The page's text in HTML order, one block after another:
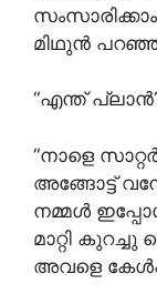
മിഥുൻ
“എന്ത്
“നാളെ
അങ്ങോട്ട്
നമ്മൾ
മാറ്റി കുറച്ചു
അവളെ